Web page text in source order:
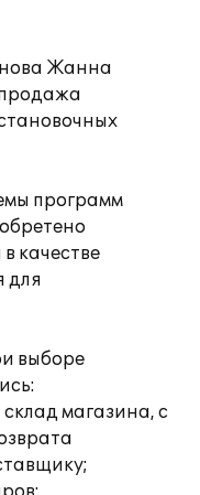
Жанна
программ
качестве
для
выборе
магазина, с